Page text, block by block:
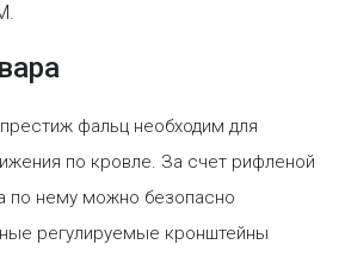
фальц необходим для
по кровле. За счет рифленой
по нему можно безопасно
регулируемые кронштейны